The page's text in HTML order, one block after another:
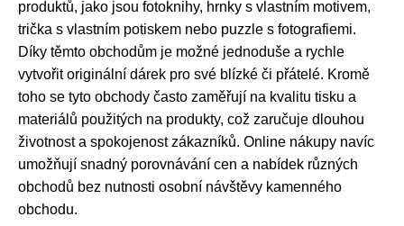
produktů, jako jsou fotoknihy, hrnky s vlastním motivem,
trička s vlastním potiskem nebo puzzle s fotografiemi.
Díky těmto obchodům je možné jednoduše a rychle
vytvořit originální dárek pro své blízké či přátelé. Kromě
toho se tyto obchody často zaměřují na kvalitu tisku a
materiálů použitých na produkty, což zaručuje dlouhou
životnost a spokojenost zákazníků. Online nákupy navíc
umožňují snadný porovnávání cen a nabídek různých
obchodů bez nutnosti osobní návštěvy kamenného
obchodu.